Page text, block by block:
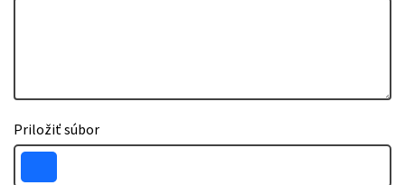
Priložiť súbor